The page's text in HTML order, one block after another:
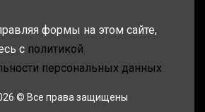
формы на этом сайте,
с политикой
персональных данных
© Все права защищены